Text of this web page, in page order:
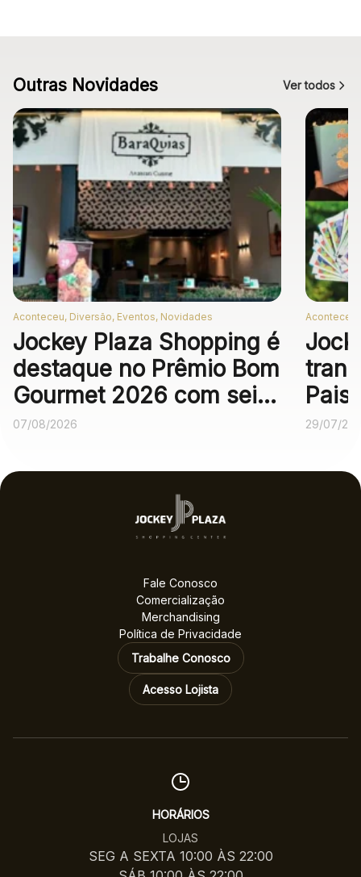
Outras Novidades Ver todos
Aconteceu, Diversão, Eventos, Novidades
Jockey Plaza Shopping é
destaque no Prêmio Bom
Gourmet 2026 com seis
operações
melhores no voto
07/08/2026
Pais
29/07/
Fale Conosco
Comercialização
Merchandising
Política de Privacidade
Trabalhe Conosco
Acesso Lojista
HORÁRIOS
LOJAS
SEG A SEXTA 10:00 ÀS 22:00